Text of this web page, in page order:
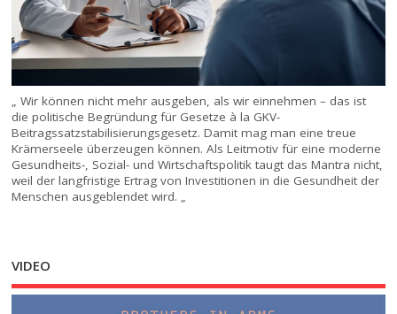
„ Wir können nicht mehr ausgeben, als wir einnehmen – das ist
die politische Begründung für Gesetze à la GKV-
Beitragssatzstabilisierungsgesetz. Damit mag man eine treue
Krämerseele überzeugen können. Als Leitmotiv für eine moderne
Gesundheits-, Sozial- und Wirtschaftspolitik taugt das Mantra nicht,
weil der langfristige Ertrag von Investitionen in die Gesundheit der
Menschen ausgeblendet wird. „
VIDEO